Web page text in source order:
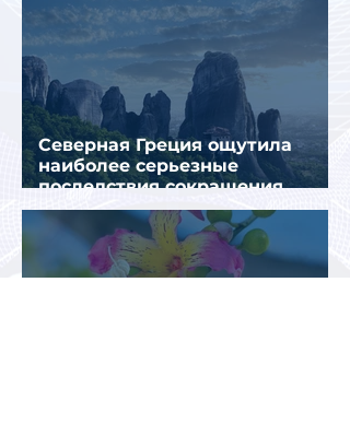
Северная Греция ощутила
наиболее серьезные
последствия сокращения
турпотока из России